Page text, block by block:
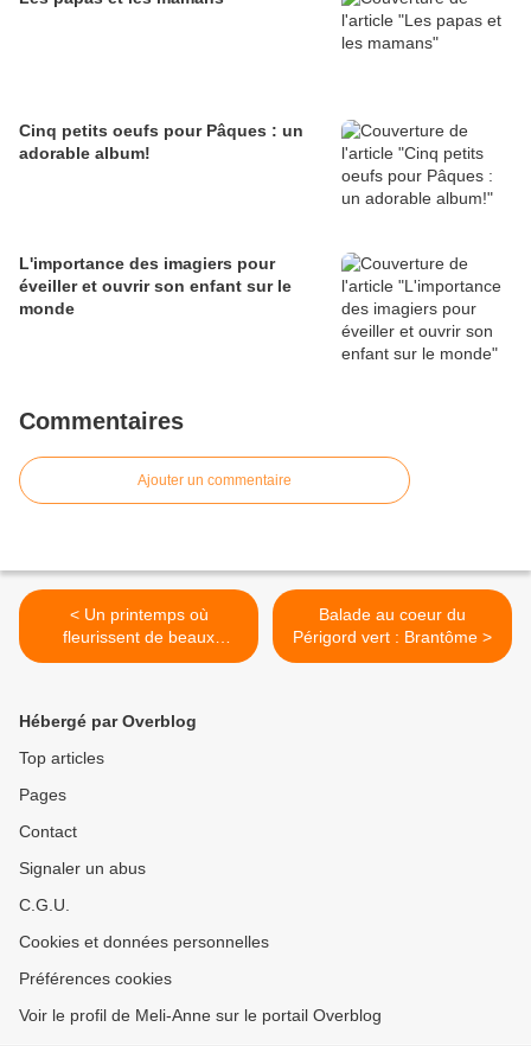
Cinq petits oeufs pour Pâques : un
adorable album!
L'importance des imagiers pour
éveiller et ouvrir son enfant sur le
monde
Commentaires
Ajouter un commentaire
< Un printemps où
fleurissent de beaux
magazines!
Balade au coeur du
Périgord vert : Brantôme >
Hébergé par Overblog
Top articles
Pages
Contact
Signaler un abus
C.G.U.
Cookies et données personnelles
Préférences cookies
Voir le profil de Meli-Anne sur le portail Overblog